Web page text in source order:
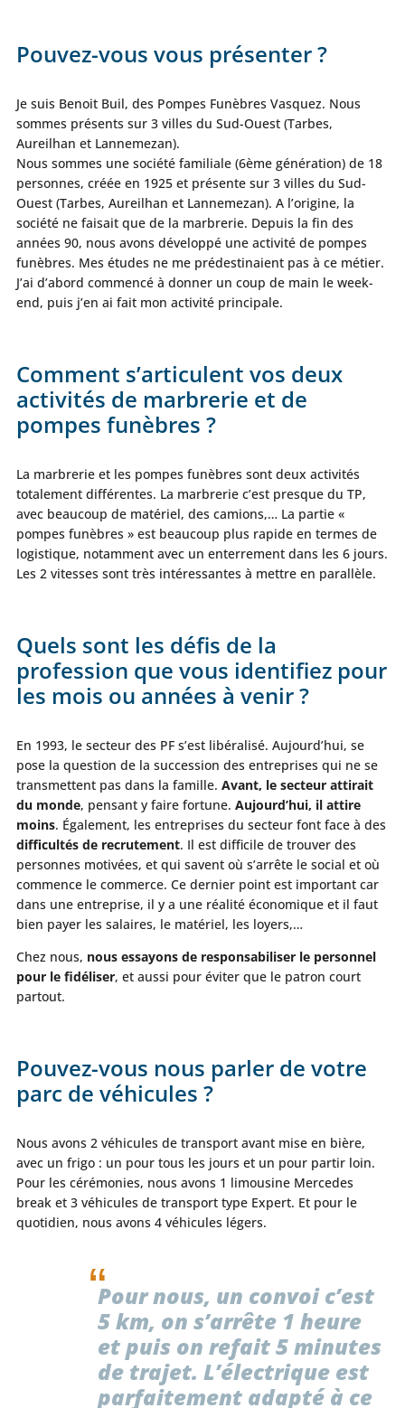
Pouvez-vous vous présenter ?
Je suis Benoit Buil, des Pompes Funèbres Vasquez. Nous
sommes présents sur 3 villes du Sud-Ouest (Tarbes,
Aureilhan et Lannemezan).
Nous sommes une société familiale (6ème génération) de 18
personnes, créée en 1925 et présente sur 3 villes du Sud-
Ouest (Tarbes, Aureilhan et Lannemezan). A l’origine, la
société ne faisait que de la marbrerie. Depuis la fin des
années 90, nous avons développé une activité de pompes
funèbres. Mes études ne me prédestinaient pas à ce métier.
J’ai d’abord commencé à donner un coup de main le week-
end, puis j’en ai fait mon activité principale.
Comment s’articulent vos deux
activités de marbrerie et de
pompes funèbres ?
La marbrerie et les pompes funèbres sont deux activités
totalement différentes. La marbrerie c’est presque du TP,
avec beaucoup de matériel, des camions,… La partie «
pompes funèbres » est beaucoup plus rapide en termes de
logistique, notamment avec un enterrement dans les 6 jours.
Les 2 vitesses sont très intéressantes à mettre en parallèle.
Quels sont les défis de la
profession que vous identifiez pour
les mois ou années à venir ?
En 1993, le secteur des PF s’est libéralisé. Aujourd’hui, se
pose la question de la succession des entreprises qui ne se
transmettent pas dans la famille. Avant, le secteur attirait
du monde, pensant y faire fortune. Aujourd’hui, il attire
moins. Également, les entreprises du secteur font face à des
difficultés de recrutement. Il est difficile de trouver des
personnes motivées, et qui savent où s’arrête le social et où
commence le commerce. Ce dernier point est important car
dans une entreprise, il y a une réalité économique et il faut
bien payer les salaires, le matériel, les loyers,…
Chez nous, nous essayons de responsabiliser le personnel
pour le fidéliser, et aussi pour éviter que le patron court
partout.
Pouvez-vous nous parler de votre
parc de véhicules ?
Nous avons 2 véhicules de transport avant mise en bière,
avec un frigo : un pour tous les jours et un pour partir loin.
Pour les cérémonies, nous avons 1 limousine Mercedes
break et 3 véhicules de transport type Expert. Et pour le
quotidien, nous avons 4 véhicules légers.
Pour nous, un convoi c’est
5 km, on s’arrête 1 heure
et puis on refait 5 minutes
de trajet. L’électrique est
parfaitement adapté à ce